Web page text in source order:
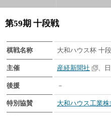
第59期 十段戦
棋戦名称 大和ハウス杯 十
主催 産経新聞社 、
後援 －
特別協賛 大和ハウス工業株